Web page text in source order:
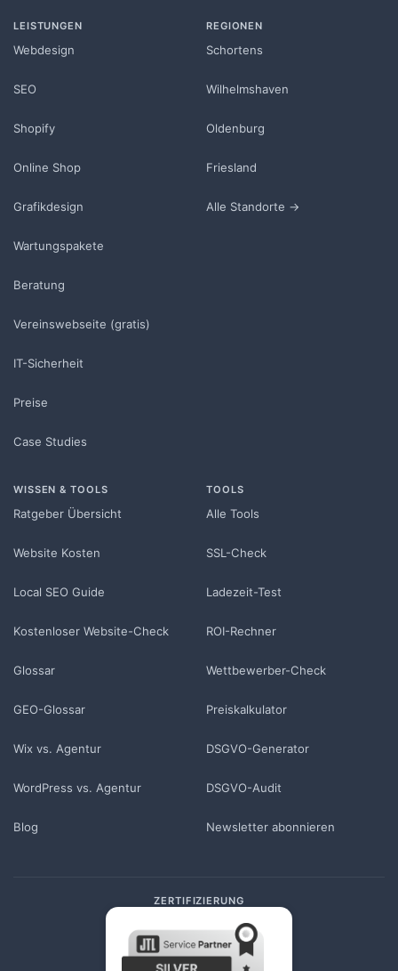
LEISTUNGEN
Webdesign
SEO
Shopify
Online Shop
Grafikdesign
Wartungspakete
Beratung
Vereinswebseite (gratis)
IT-Sicherheit
Preise
Case Studies
REGIONEN
Schortens
Wilhelmshaven
Oldenburg
Friesland
Alle Standorte →
WISSEN & TOOLS
Ratgeber Übersicht
Website Kosten
Local SEO Guide
Kostenloser Website-Check
Glossar
GEO-Glossar
Wix vs. Agentur
WordPress vs. Agentur
Blog
TOOLS
Alle Tools
SSL-Check
Ladezeit-Test
ROI-Rechner
Wettbewerber-Check
Preiskalkulator
DSGVO-Generator
DSGVO-Audit
Newsletter abonnieren
ZERTIFIZIERUNG